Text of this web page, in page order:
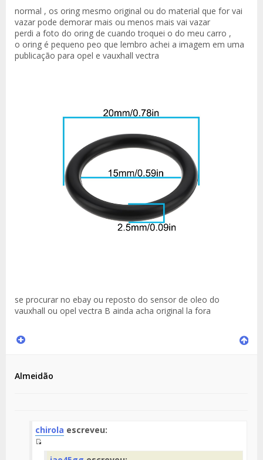
normal , os oring mesmo original ou do material que for vai
vazar pode demorar mais ou menos mais vai vazar
perdi a foto do oring de cuando troquei o do meu carro ,
o oring é pequeno peo que lembro achei a imagem em uma
publicação para opel e vauxhall vectra
se procurar no ebay ou reposto do sensor de oleo do
vauxhall ou opel vectra B ainda acha original la fora
Almeidão
chirola escreveu:
Fuente